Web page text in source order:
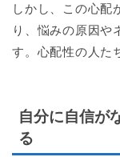
しかし、この心配
り、悩みの原因や
す。心配性の人た
自分に自信が
る